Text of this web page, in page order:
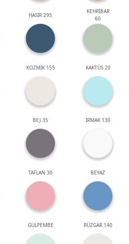
HASIR 295
KEHRİBAR
60
KOZMİK 155 KAKTÜS 20
BEJ 35 IRMAK 130
TAFLAN 30 BEYAZ
GÜLPEMBE RÜZGAR 140